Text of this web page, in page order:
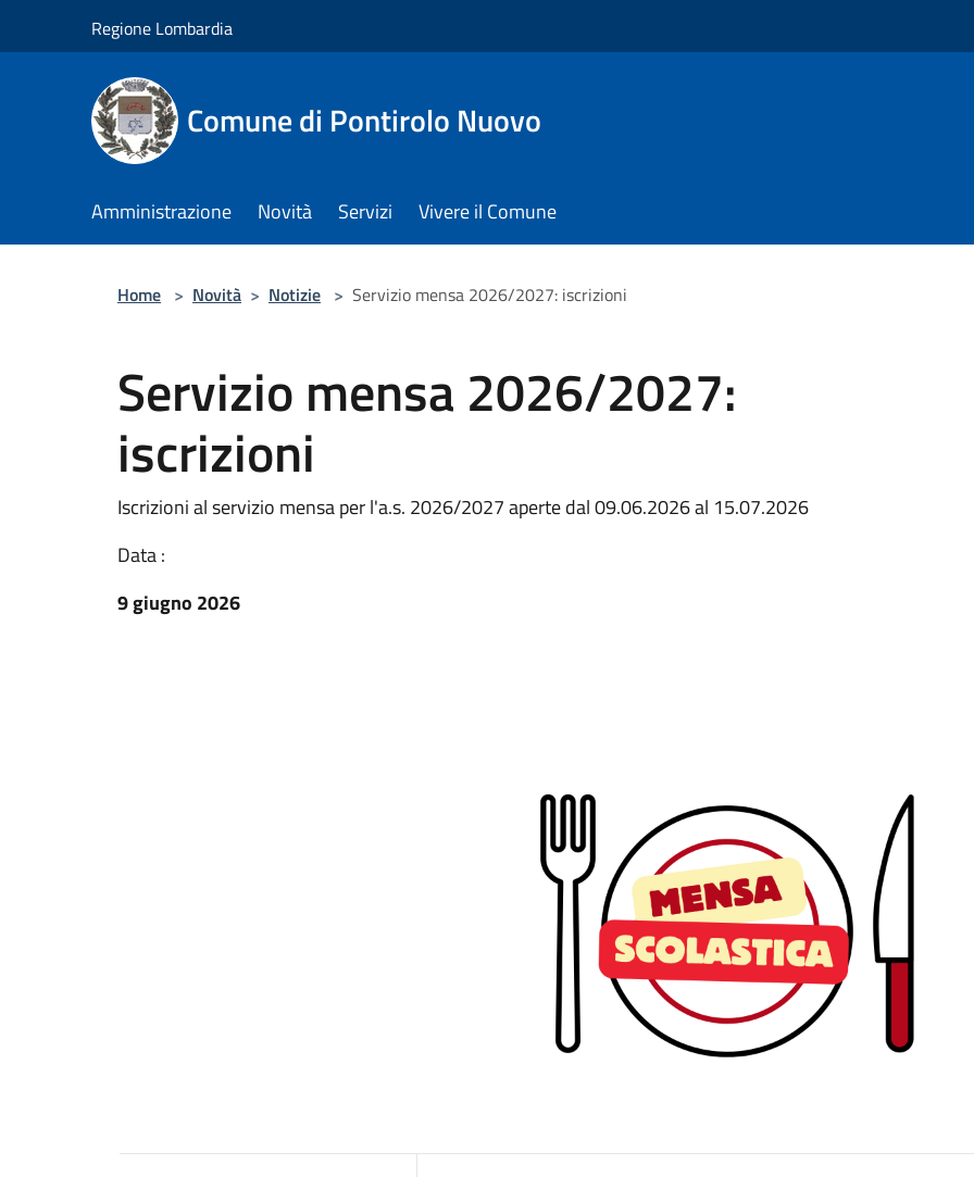
Regione Lombardia
Comune di Pontirolo Nuovo
Amministrazione Novità Servizi Vivere il Comune
Home > Novità > Notizie > Servizio mensa 2026/2027: iscrizioni
Servizio mensa 2026/2027:
iscrizioni
Iscrizioni al servizio mensa per l'a.s. 2026/2027 aperte dal 09.06.2026 al 15.07.2026
Data :
9 giugno 2026